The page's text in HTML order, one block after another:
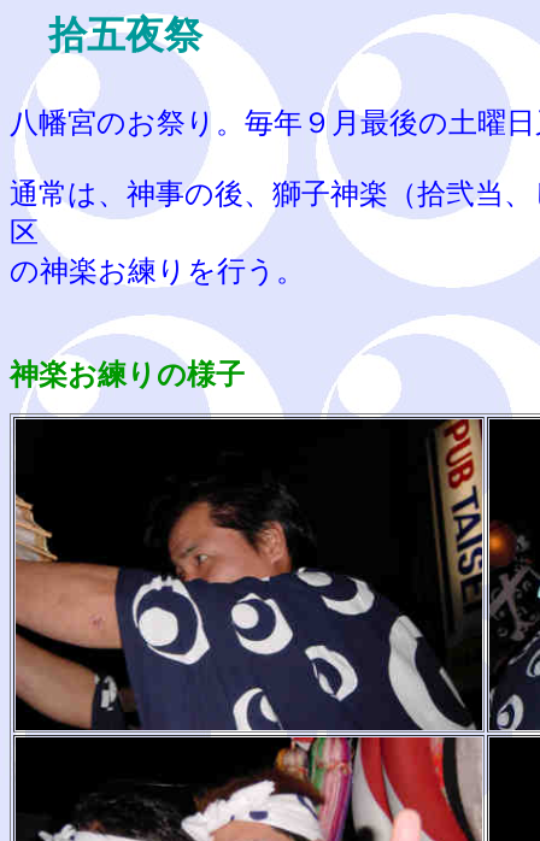
拾五夜祭
八幡宮のお祭り。毎年９月最後の土曜
通常は、神事の後、獅子神楽 （拾弐当
区
の神楽お練りを行う。
神楽お練りの様子